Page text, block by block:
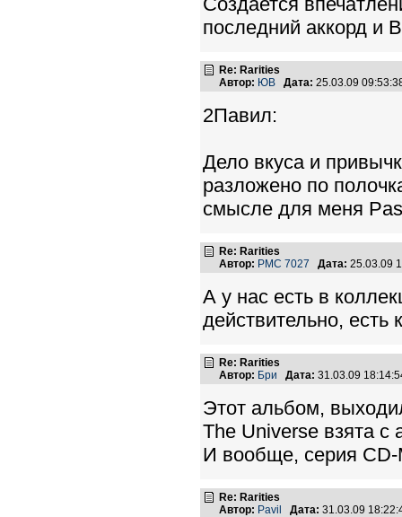
последний аккорд и
Re: Rarities
Автор: ЮВ Дата: 25.03.09
2Павил:
Дело вкуса и
разложено по
смысле для меня
Re: Rarities
Автор: PMC 7027 Дата: 25.03.09
А у нас есть в
действительно, есть
Re: Rarities
Автор: Бри Дата: 31.03.09
Этот альбом,
The Universe взята с
И вообще, серия CD-
Re: Rarities
Автор: Pavil Дата: 31.03.09